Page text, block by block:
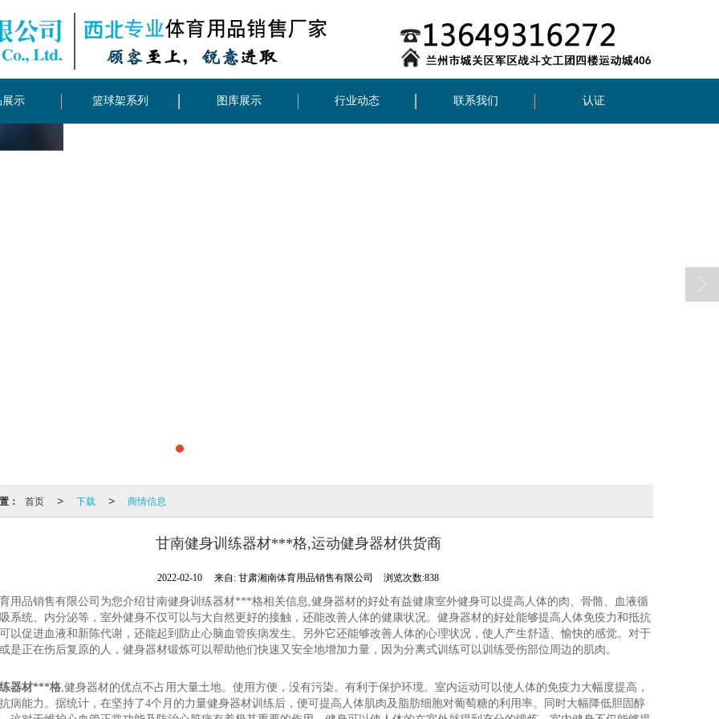
展示 篮球架系列 图库展示 行业动态 联系我们 认证
： 首页 > 下载 > 商情信息
甘南健身训练器材***格,运动健身器材供货商
2022-02-10 来自: 甘肃湘南体育用品销售有限公司 浏览次数:838
用品销售有限公司为您介绍甘南健身训练器材***格相关信息,健身器材的好处有益健康室外健身可以提高人体的肉、骨骼、血液循
系统、内分泌等，室外健身不仅可以与大自然更好的接触，还能改善人体的健康状况。健身器材的好处能够提高人体免疫力和抵抗
以促进血液和新陈代谢，还能起到防止心脑血管疾病发生。另外它还能够改善人体的心理状况，使人产生舒适、愉快的感觉。对于
是正在伤后复原的人，健身器材锻炼可以帮助他们快速又安全地增加力量，因为分离式训练可以训练受伤部位周边的肌肉。
器材***格,健身器材的优点不占用大量土地。使用方便，没有污染。有利于保护环境。室内运动可以使人体的免疫力大幅度提高，
病能力。据统计，在坚持了4个月的力量健身器材训练后，便可提高人体肌肉及脂肪细胞对葡萄糖的利用率。同时大幅降低胆固醇